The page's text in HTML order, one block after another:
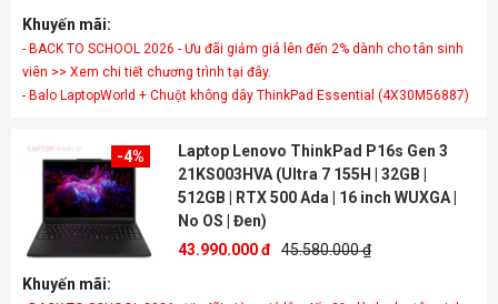
Khuyến mãi:
- BACK TO SCHOOL 2026 - Ưu đãi giảm giá lên đến 2% dành cho tân sinh
viên >> Xem chi tiết chương trình tại đây.
- Balo LaptopWorld + Chuột không dây ThinkPad Essential (4X30M56887)
-4%
Laptop Lenovo ThinkPad P16s Gen 3
21KS003HVA (Ultra 7 155H | 32GB |
512GB | RTX 500 Ada | 16 inch WUXGA |
No OS | Đen)
43.990.000 đ 45.580.000 ₫
Khuyến mãi: